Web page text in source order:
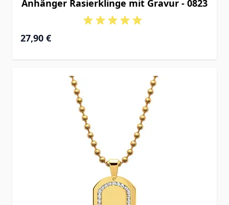
Anhänger Rasierklinge mit Gravur - 0823
27,90 €